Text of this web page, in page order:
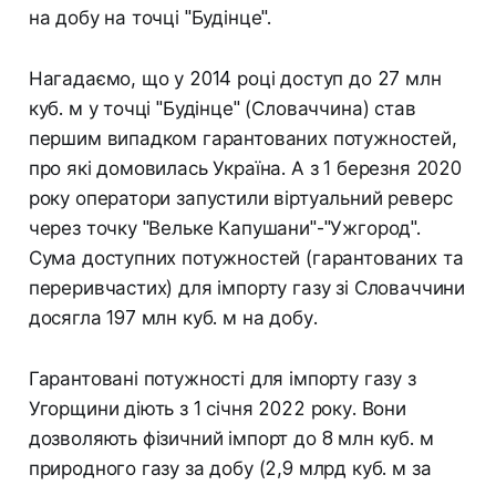
на добу на точці "Будінце".
Нагадаємо, що у 2014 році доступ до 27 млн
куб. м у точці "Будінце" (Словаччина) став
першим випадком гарантованих потужностей,
про які домовилась Україна. А з 1 березня 2020
року оператори запустили віртуальний реверс
через точку "Вельке Капушани"-"Ужгород".
Сума доступних потужностей (гарантованих та
переривчастих) для імпорту газу зі Словаччини
досягла 197 млн куб. м на добу.
Гарантовані потужності для імпорту газу з
Угорщини діють з 1 січня 2022 року. Вони
дозволяють фізичний імпорт до 8 млн куб. м
природного газу за добу (2,9 млрд куб. м за